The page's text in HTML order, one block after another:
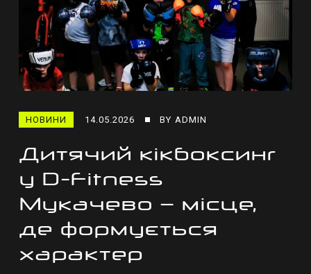
НОВИНИ 14.05.2026 BY ADMIN
Дитячий кікбоксинг
у D-Fitness
Мукачево — місце,
де формується
характер